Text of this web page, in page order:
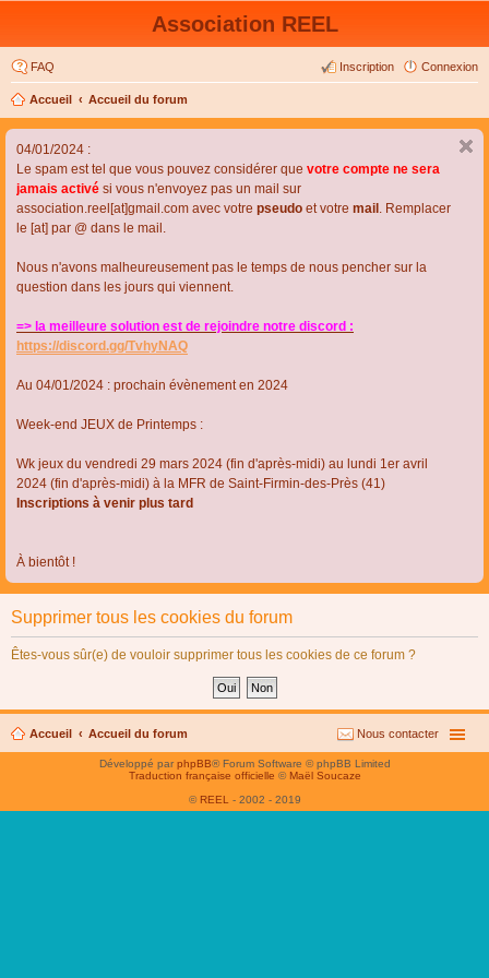
Association REEL
FAQ Connexion
Inscription
Accueil Accueil du forum
04/01/2024 :
Le spam est tel que vous pouvez considérer que votre compte ne sera
jamais activé si vous n'envoyez pas un mail sur
association.reel[at]gmail.com avec votre pseudo et votre mail . Remplacer
le [at] par @ dans le mail.
Nous n'avons malheureusement pas le temps de nous pencher sur la
question dans les jours qui viennent.
=> la meilleure solution est de rejoindre notre discord :
https://discord.gg/TvhyNAQ
Au 04/01/2024 : prochain évènement en 2024
Week-end JEUX de Printemps :
Wk jeux du vendredi 29 mars 2024 (fin d'après-midi) au lundi 1er avril
2024 (fin d'après-midi) à la MFR de Saint-Firmin-des-Près (41)
Inscriptions à venir plus tard
À bientôt !
Supprimer tous les cookies du forum
Êtes-vous sûr(e) de vouloir supprimer tous les cookies de ce forum ?
Accueil Accueil du forum Nous contacter
Développé parphpBB® Forum Software © phpBB Limited
Traduction française officielle © Maël Soucaze
© REEL - 2002 - 2019